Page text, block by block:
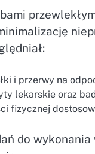
i przerwy na
lekarskie oraz
fizycznej
do